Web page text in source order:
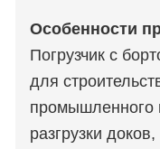
Особенности
Погрузчик с
для
промышленного
разгрузки